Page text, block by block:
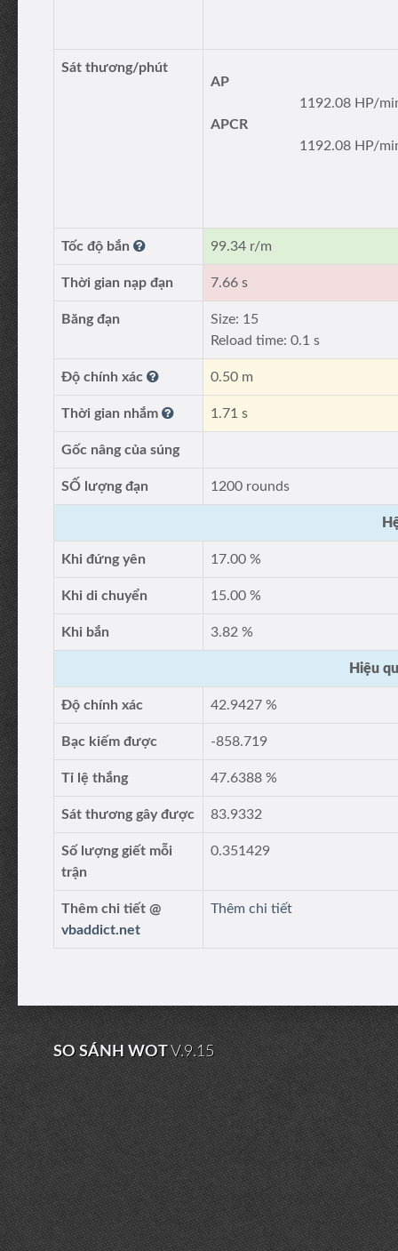
Sát thương/phút
AP
1192.08 HP/
APCR
1192.08 HP/
Tốc độ bắn 99.34 r/m
Thời gian nạp đạn 7.66 s
Băng đạn
Size: 15
Reload time: 0.1 s
Độ chính xác 0.50 m
Thời gian nhắm 1.71 s
Gốc nâng của súng
SỐ lượng đạn 1200 rounds
Khi đứng yên 17.00 %
Khi di chuyển 15.00 %
Khi bắn 3.82 %
Hiệu
Độ chính xác 42.9427 %
Bạc kiếm được -858.719
Tỉ lệ thắng 47.6388 %
Sát thương gây được 83.9332
Số lượng giết mỗi
trận
0.351429
Thêm chi tiết @
vbaddict.net
Thêm chi tiết
SO SÁNH WOTV.9.15